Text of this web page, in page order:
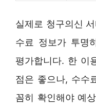
실제로 청구의신
수료 정보가 투명
평가합니다. 한 이
점은 좋으나, 수수
꼼히 확인해야 예